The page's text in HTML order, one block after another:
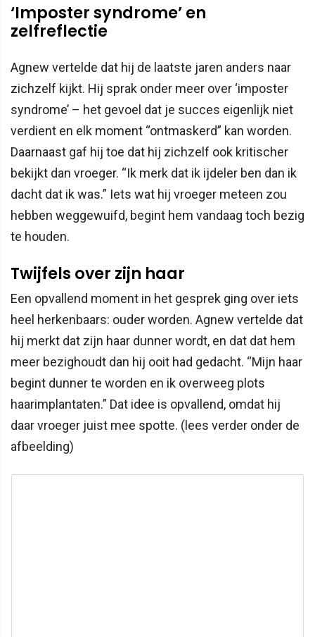
‘Imposter syndrome’ en
zelfreflectie
Agnew vertelde dat hij de laatste jaren anders naar
zichzelf kijkt. Hij sprak onder meer over ‘imposter
syndrome’ – het gevoel dat je succes eigenlijk niet
verdient en elk moment “ontmaskerd” kan worden.
Daarnaast gaf hij toe dat hij zichzelf ook kritischer
bekijkt dan vroeger. “Ik merk dat ik ijdeler ben dan ik
dacht dat ik was.” Iets wat hij vroeger meteen zou
hebben weggewuifd, begint hem vandaag toch bezig
te houden.
Twijfels over zijn haar
Een opvallend moment in het gesprek ging over iets
heel herkenbaars: ouder worden. Agnew vertelde dat
hij merkt dat zijn haar dunner wordt, en dat dat hem
meer bezighoudt dan hij ooit had gedacht. “Mijn haar
begint dunner te worden en ik overweeg plots
haarimplantaten.” Dat idee is opvallend, omdat hij
daar vroeger juist mee spotte. (lees verder onder de
afbeelding)